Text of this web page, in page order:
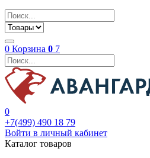
0 Корзина 0 7
0
+7(499) 490 18 79
Войти в личный кабинет
Каталог товаров